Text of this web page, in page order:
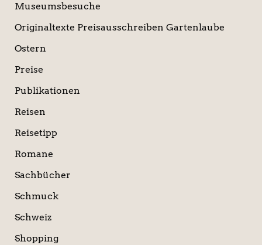
Museumsbesuche
Originaltexte Preisausschreiben Gartenlaube
Ostern
Preise
Publikationen
Reisen
Reisetipp
Romane
Sachbücher
Schmuck
Schweiz
Shopping